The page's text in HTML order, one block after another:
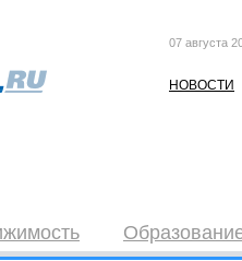
07 августа
НОВОСТИ